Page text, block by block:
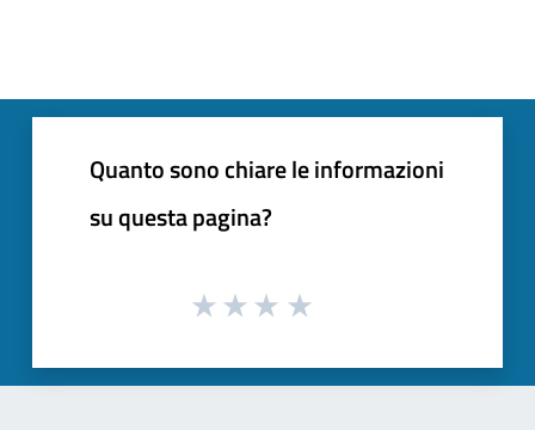
Quanto sono chiare le informazioni
su questa pagina?